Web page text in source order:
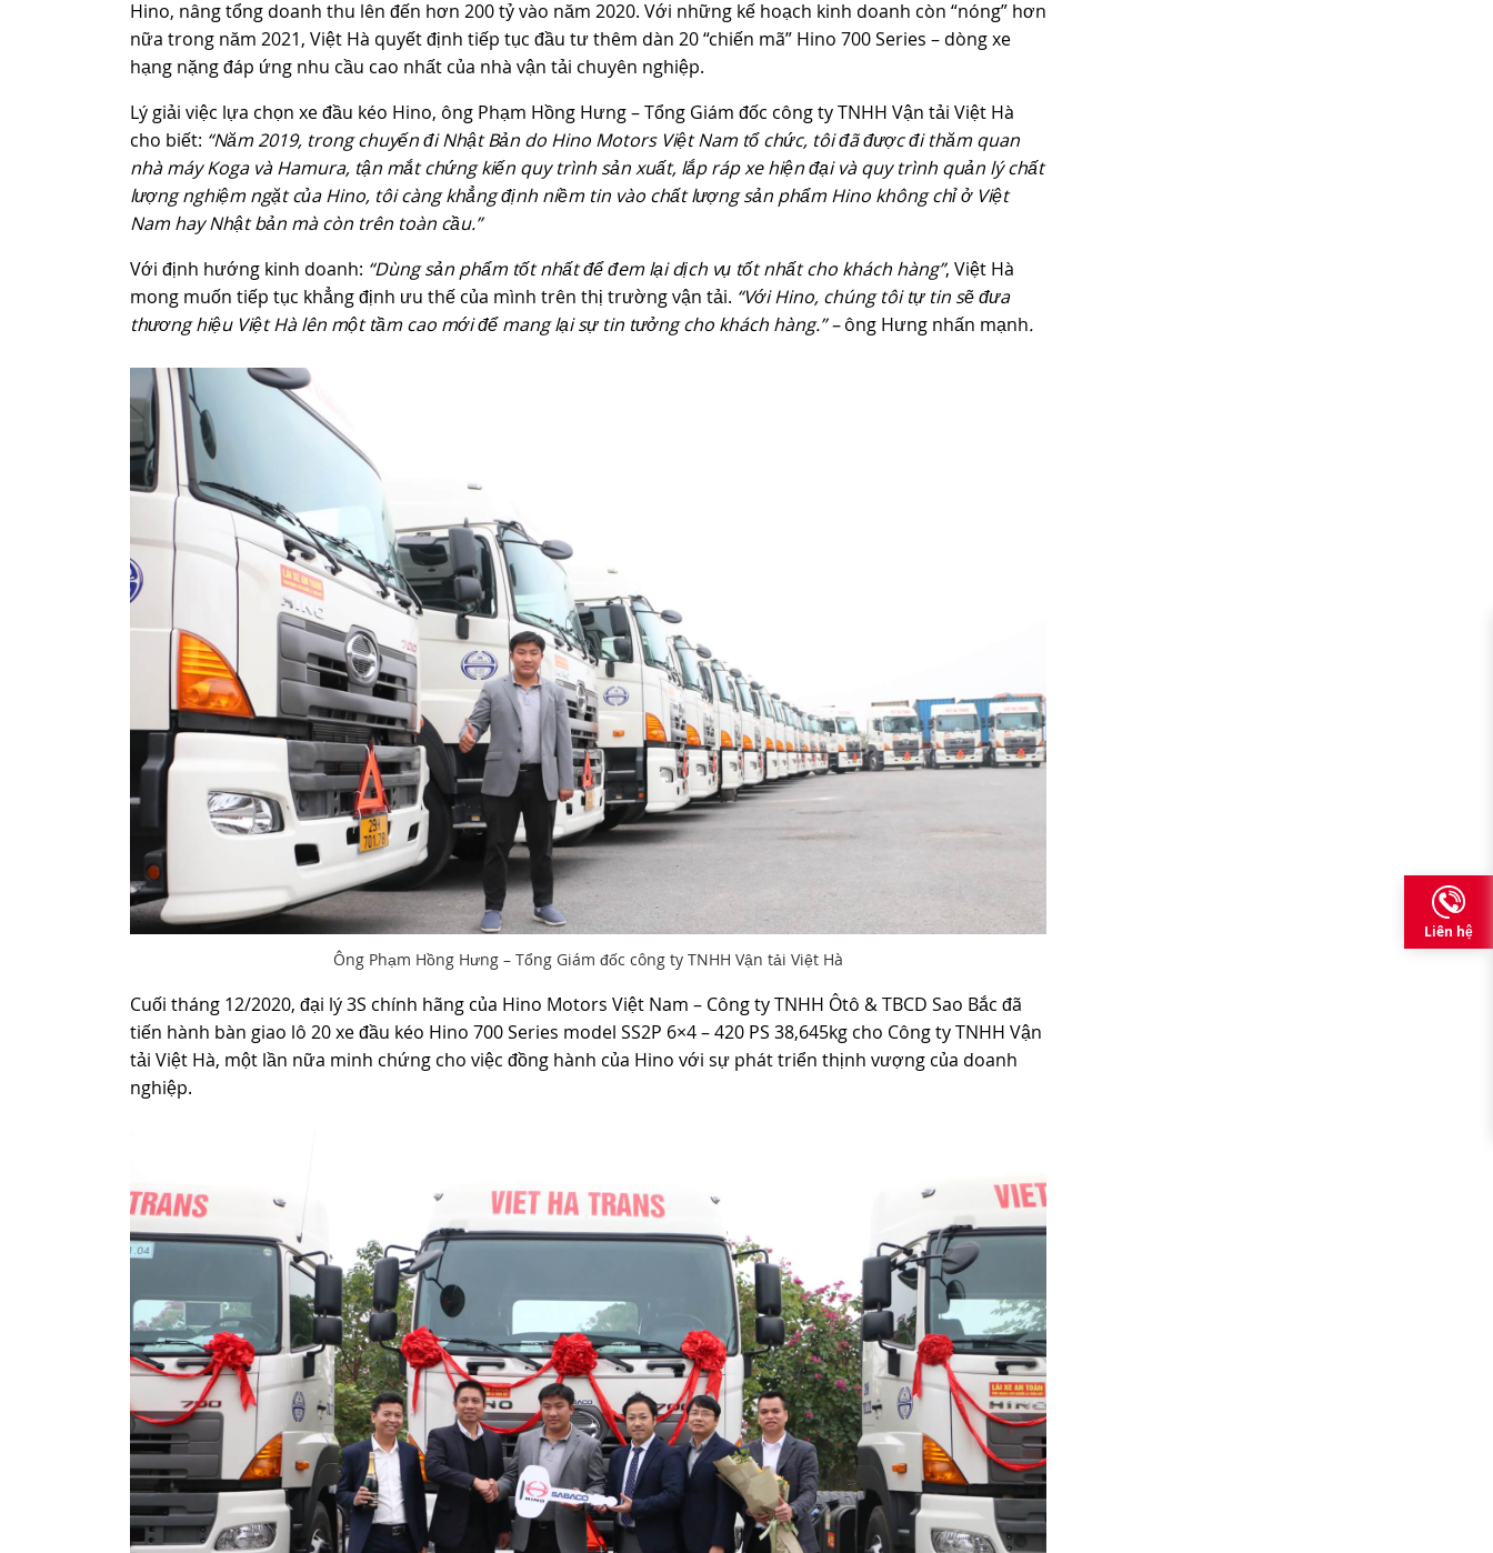
Hino, nâng tổng doanh thu lên đến hơn 200 tỷ vào năm 2020. Với những kế hoạch kinh doanh còn “nóng” hơn
nữa trong năm 2021, Việt Hà quyết định tiếp tục đầu tư thêm dàn 20 “chiến mã” Hino 700 Series – dòng xe
hạng nặng đáp ứng nhu cầu cao nhất của nhà vận tải chuyên nghiệp.
Lý giải việc lựa chọn xe đầu kéo Hino, ông Phạm Hồng Hưng – Tổng Giám đốc công ty TNHH Vận tải Việt Hà
cho biết: “Năm 2019, trong chuyến đi Nhật Bản do Hino Motors Việt Nam tổ chức, tôi đã được đi thăm quan
nhà máy Koga và Hamura, tận mắt chứng kiến quy trình sản xuất, lắp ráp xe hiện đại và quy trình quản lý chất
lượng nghiệm ngặt của Hino, tôi càng khẳng định niềm tin vào chất lượng sản phẩm Hino không chỉ ở Việt
Nam hay Nhật bản mà còn trên toàn cầu.”
Với định hướng kinh doanh: “Dùng sản phẩm tốt nhất để đem lại dịch vụ tốt nhất cho khách hàng”, Việt Hà
mong muốn tiếp tục khẳng định ưu thế của mình trên thị trường vận tải. “Với Hino, chúng tôi tự tin sẽ đưa
thương hiệu Việt Hà lên một tầm cao mới để mang lại sự tin tưởng cho khách hàng.” –ông Hưng nhấn mạnh.
Ông Phạm Hồng Hưng – Tổng Giám đốc công ty TNHH Vận tải Việt Hà
Cuối tháng 12/2020, đại lý 3S chính hãng của Hino Motors Việt Nam – Công ty TNHH Ôtô & TBCD Sao Bắc đã
tiến hành bàn giao lô 20 xe đầu kéo Hino 700 Series model SS2P 6×4 – 420 PS 38,645kg cho Công ty TNHH Vận
tải Việt Hà, một lần nữa minh chứng cho việc đồng hành của Hino với sự phát triển thịnh vượng của doanh
nghiệp.
Liên hệ